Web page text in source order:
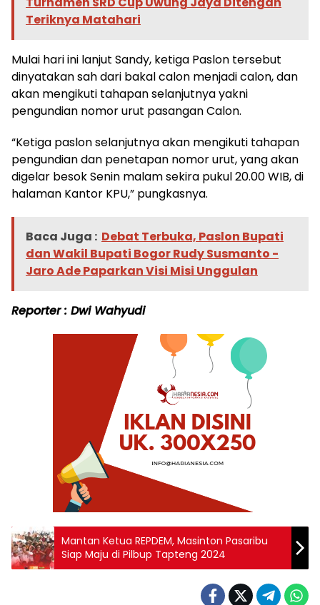
Teriknya Matahari
Mulai hari ini lanjut Sandy, ketiga Paslon tersebut
dinyatakan sah dari bakal calon menjadi calon, dan
akan mengikuti tahapan selanjutnya yakni
pengundian nomor urut pasangan Calon.
“Ketiga paslon selanjutnya akan mengikuti tahapan
pengundian dan penetapan nomor urut, yang akan
digelar besok Senin malam sekira pukul 20.00 WIB, di
halaman Kantor KPU,” pungkasnya.
Baca Juga : Debat Terbuka, Paslon Bupati
dan Wakil Bupati Bogor Rudy Susmanto -
Jaro Ade Paparkan Visi Misi Unggulan
Reporter : Dwi Wahyudi
Mantan Ketua REPDEM, Masinton Pasaribu
Siap Maju di Pilbup Tapteng 2024